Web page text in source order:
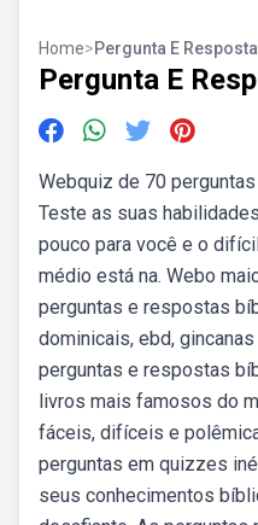
Home>Pergunta E
Pergunta E
Webquiz de 70
Teste as suas
pouco para você e o
médio está na. Webo
perguntas e respostas
dominicais, ebd,
perguntas e respostas
livros mais famosos do
fáceis, difíceis e
perguntas em quizzes
seus conhecimentos